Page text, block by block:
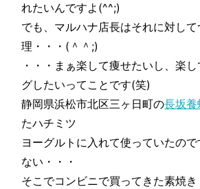
れたいんですよ(^^;)
でも、マルハナ店長はそれに対し
理・・・(＾＾;)
・・・まぁ楽して痩せたいし、楽
グしたいってことです(笑)
静岡県浜松市北区三ヶ日町の長坂養
たハチミツ
ヨーグルトに入れて使っていたの
ない・・・
そこでコンビニで買ってきた素焼